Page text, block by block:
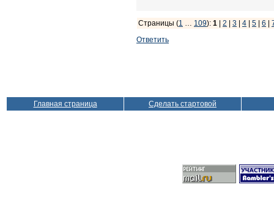
Страницы (1 … 109): 1 2 3 4 5 6
Ответить
Главная страница Сделать стартовой